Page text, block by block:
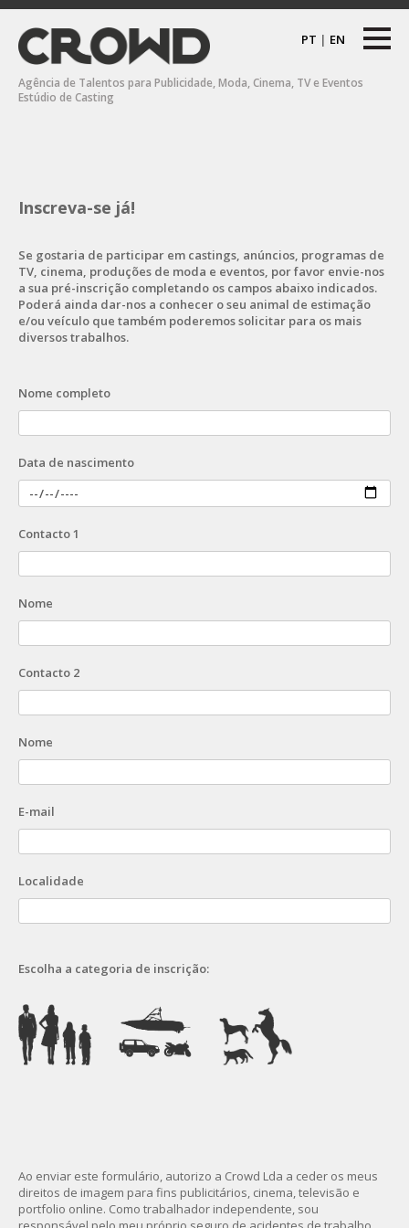
PT | EN
Agência de Talentos para Publicidade, Moda, Cinema, TV e Eventos
Estúdio de Casting
Inscreva-se já!
Se gostaria de participar em castings, anúncios, programas de
TV, cinema, produções de moda e eventos, por favor envie-nos
a sua pré-inscrição completando os campos abaixo indicados.
Poderá ainda dar-nos a conhecer o seu animal de estimação
e/ou veículo que também poderemos solicitar para os mais
diversos trabalhos.
Nome completo
Data de nascimento
Contacto 1
Nome
Contacto 2
Nome
E-mail
Localidade
Escolha a categoria de inscrição:
Ao enviar este formulário, autorizo a Crowd Lda a ceder os meus
direitos de imagem para fins publicitários, cinema, televisão e
portfolio online. Como trabalhador independente, sou